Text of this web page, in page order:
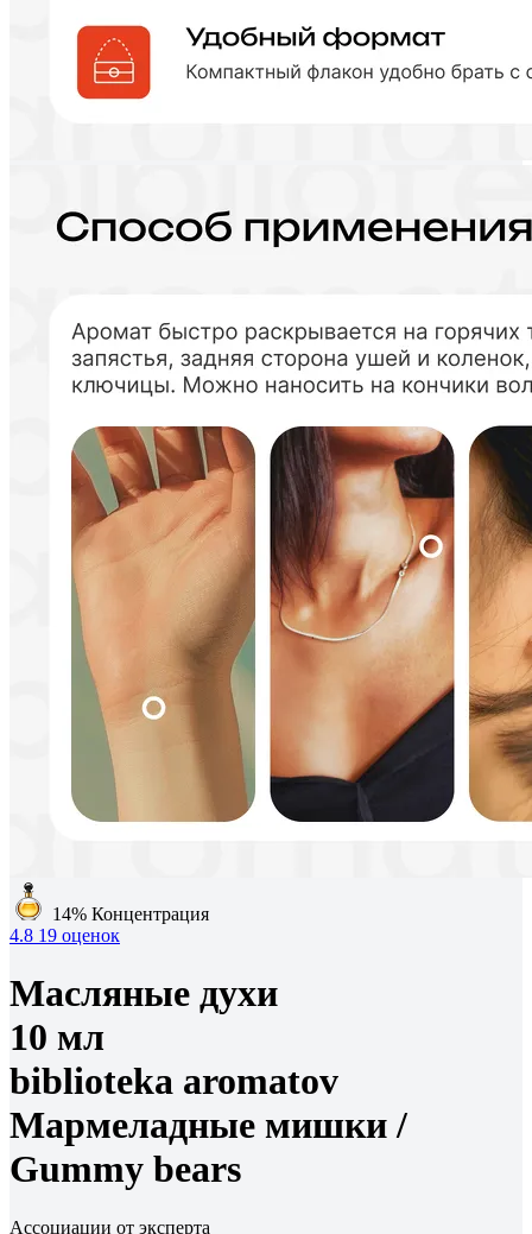
14% Концентрация
4.8 19 оценок
Масляные духи
10 мл
biblioteka aromatov
Мармеладные мишки /
Gummy bears
Ассоциации от эксперта